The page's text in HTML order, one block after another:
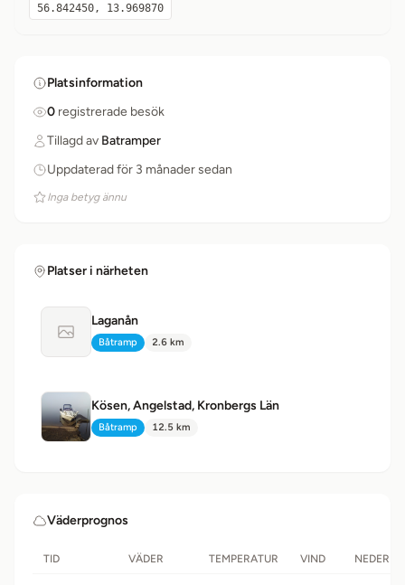
56.842450, 13.969870
Platsinformation
0 registrerade besök
Tillagd av Batramper
Uppdaterad för 3 månader sedan
Inga betyg ännu
Platser i närheten
Ingen bild tillgänglig
Laganån
Typ:
Båtramp Avstånd:
2.6 km
Kösen, Angelstad, Kronbergs Län
Typ:
Båtramp Avstånd:
12.5 km
Väderprognos
TID VÄDER TEMPERATUR VIND